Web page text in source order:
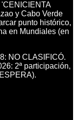
y Cabo Verde
punto histórico,
en Mundiales (en
NO CLASIFICÓ.
2ª participación,